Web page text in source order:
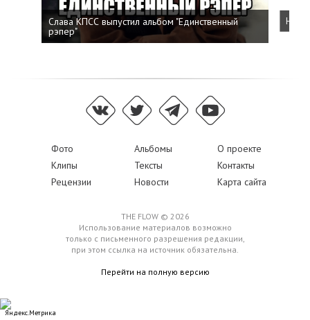
Слава КПСС выпустил альбом "Единственный
рэпер"
Фото Альбомы
О проекте
Клипы
Тексты
Контакты
Рецензии
Новости Карта сайта
THE FLOW © 2026
Использование материалов возможно
только с письменного разрешения редакции,
при этом ссылка на источник обязательна.
Перейти на полную версию